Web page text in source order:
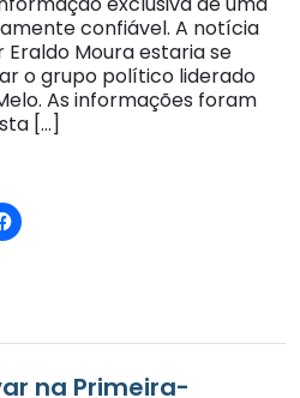
confiável. A notícia
Moura estaria se
o grupo político liderado
As informações foram
[…]
na Primeira-